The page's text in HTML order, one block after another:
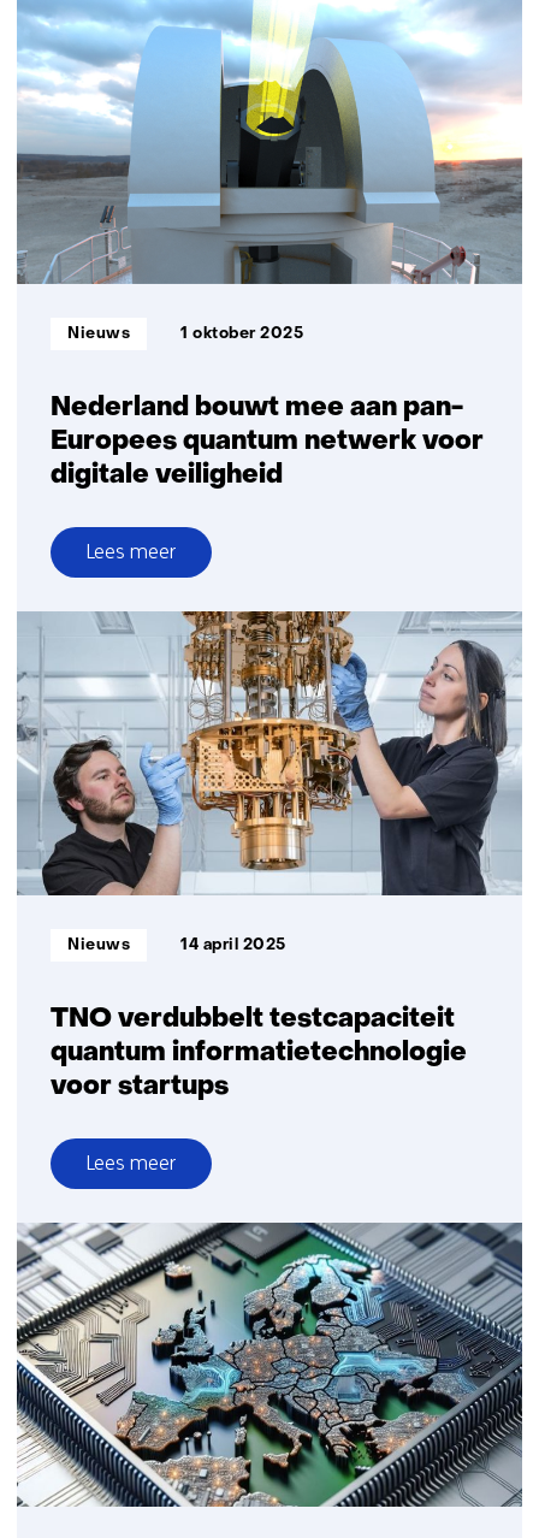
en
Quobly
bundelen
krachten
silicon‑gebaseerde
quantumtechnologie
te
industrialiseren
Nederland bouwt mee aan pan-
Europees quantum netwerk voor
digitale veiligheid
Informatietype:
Nieuws 1 oktober 2025
Lees meer
over
Nederland
bouwt
aan
pan-
Europees
quantum
netwerk
voor
digitale
veiligheid
TNO verdubbelt testcapaciteit
quantum informatietechnologie
voor startups
Informatietype:
Nieuws 14 april 2025
Lees meer
over
TNO
verdubbelt
testcapaciteit
quantum
informatietechnologie
voor
startups